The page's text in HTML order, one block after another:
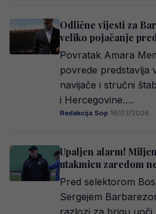
Odlične vijesti za
veliko pojačanje
Povratak Amara
povrede predstavlja
navijače i stručni
i Hercegovine….
Redakcija Sop·16/03/2026
Upaljen alarm!
utakmicu zaredom
Pred selektorom
Sergejem
razlozi za brigu uoči